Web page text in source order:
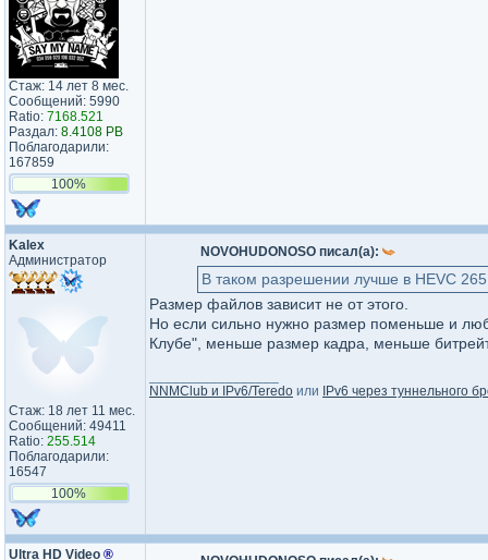
Стаж: 14 лет 8 мес.
Сообщений: 5990
Ratio: 7168.521
Раздал: 8.4108 PB
Поблагодарили:
167859
100%
Kalex
Администратор
Стаж: 18 лет 11 мес.
Сообщений: 49411
Ratio: 255.514
Поблагодарили:
16547
100%
NOVOHUDONOSO писал(а):
В таком разрешении лучше в HEVC
Размер файлов зависит не от этого.
Но если сильно нужно размер поменьше и
Клубе", меньше размер кадра, меньше
NNMClub и IPv6/Teredo или IPv6 через туннельного
Ultra HD Video ®